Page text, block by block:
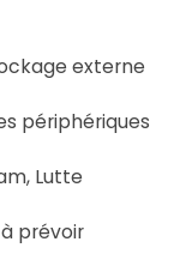
externe
périphériques
Lutte
prévoir